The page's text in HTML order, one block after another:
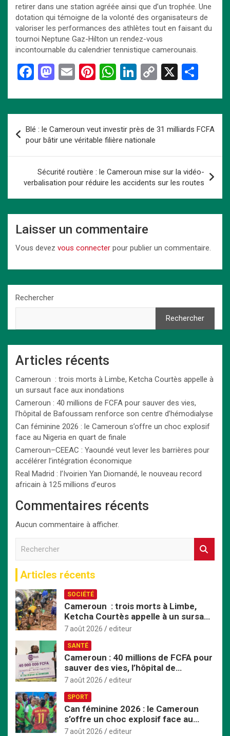
retirer dans une station agréée ainsi que d’un trophée. Une
dotation qui témoigne de la volonté des organisateurs de
valoriser les performances des athlètes tout en faisant du
tournoi Neptune Gaz-Hilton un rendez-vous
incontournable du calendrier tennistique camerounais.
F
ce
b
o
o
k
M
st
d
o
n
E
ail
Pi
er
es
t
W
at
s
A
p
p
Li
ke
dI
n
C
py
Li
n
k
X
ta
g
er
de
l’article
Blé : le Cameroun veut investir près de 31 milliards FCFA
pour bâtir une véritable filière nationale
Sécurité routière : le Cameroun mise sur la vidéo-
verbalisation pour réduire les accidents sur les routes
Laisser un commentaire
Vous devez vous connecter pour publier un commentaire.
Rechercher
Rechercher
Articles récents
Cameroun : trois morts à Limbe, Ketcha Courtès appelle à
un sursaut face aux inondations
Cameroun : 40 millions de FCFA pour sauver des vies,
l’hôpital de Bafoussam renforce son centre d’hémodialyse
Can féminine 2026 : le Cameroun s’offre un choc explosif
face au Nigeria en quart de finale
Cameroun–CEEAC : Yaoundé veut lever les barrières pour
accélérer l’intégration économique
Real Madrid : l’Ivoirien Yan Diomandé, le nouveau record
africain à 125 millions d’euros
Commentaires récents
Aucun commentaire à afficher.
r
c
h
e
r
Articles récents
SOCIÉTÉ
Cameroun : trois morts à Limbe,
Ketcha Courtès appelle à un sursaut
face aux inondations
7 août 2026 editeur
SANTÉ
Cameroun : 40 millions de FCFA pour
sauver des vies, l’hôpital de
Bafoussam renforce son centre
7 août 2026 editeur
SPORT
Can féminine 2026 : le Cameroun
s’offre un choc explosif face au
Nigeria en quart de finale
7 août 2026 editeur